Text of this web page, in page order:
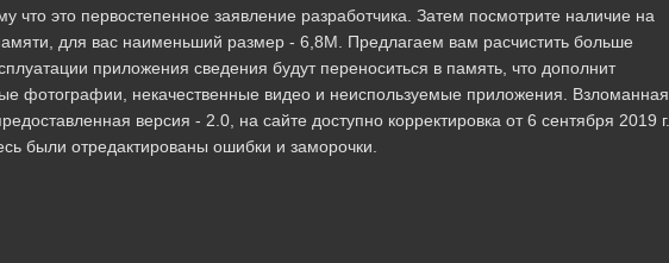
что это первостепенное заявление разработчика. Затем посмотрите наличие на
для вас наименьший размер - 6,8M. Предлагаем вам расчистить больше
приложения сведения будут переноситься в память, что дополнит
фотографии, некачественные видео и неиспользуемые приложения. Взломанная
версия - 2.0, на сайте доступно корректировка от 6 сентября 2019 г.
были отредактированы ошибки и заморочки.